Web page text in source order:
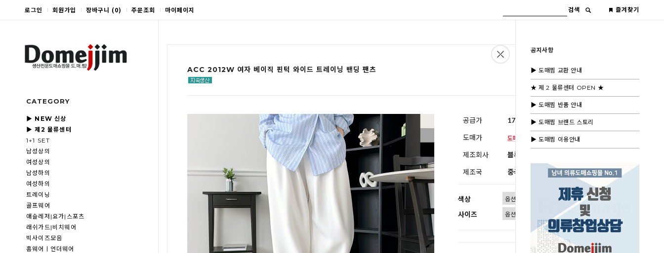
로그인 회원가입 장바구니 (0) 주문조회 마이페이지 검색 즐겨찾기
CATEGORY
▶ NEW 신상
▶ 제2 물류센터
1+1 SET
남성상의
여성상의
남성하의
여성하의
트레이닝
골프웨어
애슬레저|요가|스포츠
래쉬가드|비치웨어
빅사이즈모음
홈웨어ㅣ언더웨어
공지사항
▶ 도매찜 교환 안내
★ 제 2 물류센터 OPEN ★
▶ 도매찜 반품 안내
▶ 도매찜 브랜드 스토리
▶ 도매찜 이용안내
ACC 2012W 여자 베이직 핀턱 와이드 트레이닝 밴딩 팬츠
공급가 17,000원 (부가세별도)
도매가
제조회사 블루모드 제휴사
제조국 중국
색상
사이즈